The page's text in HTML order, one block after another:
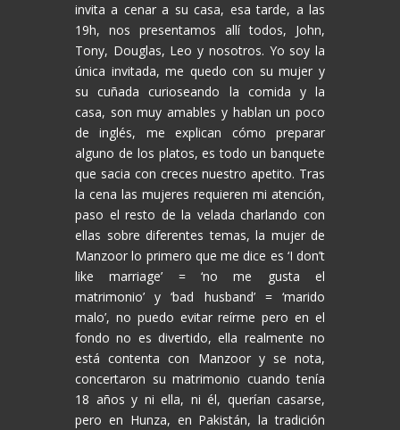
invita a cenar a su casa, esa tarde, a las
19h, nos presentamos allí todos, John,
Tony, Douglas, Leo y nosotros. Yo soy la
única invitada, me quedo con su mujer y
su cuñada curioseando la comida y la
casa, son muy amables y hablan un poco
de inglés, me explican cómo preparar
alguno de los platos, es todo un banquete
que sacia con creces nuestro apetito. Tras
la cena las mujeres requieren mi atención,
paso el resto de la velada charlando con
ellas sobre diferentes temas, la mujer de
Manzoor lo primero que me dice es ‘I don’t
like marriage’ = ‘no me gusta el
matrimonio’ y ‘bad husband’ = ‘marido
malo’, no puedo evitar reírme pero en el
fondo no es divertido, ella realmente no
está contenta con Manzoor y se nota,
concertaron su matrimonio cuando tenía
18 años y ni ella, ni él, querían casarse,
pero en Hunza, en Pakistán, la tradición